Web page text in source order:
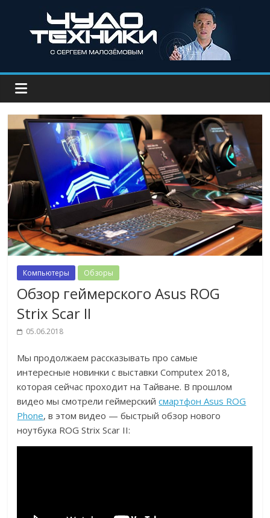
Компьютеры Обзоры
Обзор геймерского Asus ROG
Strix Scar II
05.06.2018
Мы продолжаем рассказывать про самые
интересные новинки с выставки Computex 2018,
которая сейчас проходит на Тайване. В прошлом
видео мы смотрели геймерскийсмартфон Asus ROG
Phone, в этом видео — быстрый обзор нового
ноутбука ROG Strix Scar II: